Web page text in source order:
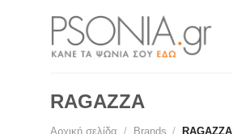
RAGAZZA
Αρχική σελίδα / Brands / RAGAZZA